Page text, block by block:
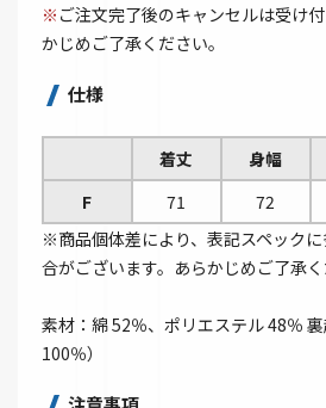
※ ご注文完了後のキャンセルは受け
かじめご了承ください。
仕様
着丈 身幅
F
71 72
※商品個体差により、表記スペック
合がございます。あらかじめご了承く
素材：綿 52％、ポリエステル 48％
100％）